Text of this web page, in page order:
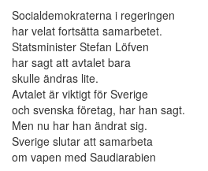
Socialdemokraterna i regeringen
har velat fortsätta samarbetet.
Statsminister Stefan Löfven
har sagt att avtalet bara
skulle ändras lite.
Avtalet är viktigt för Sverige
och svenska företag, har han sagt.
Men nu har han ändrat sig.
Sverige slutar att samarbeta
om vapen med Saudiarabien